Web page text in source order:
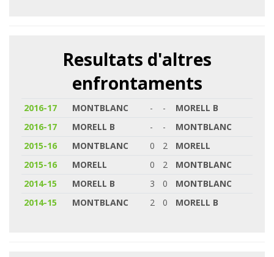
Resultats d'altres
enfrontaments
2016-17 MONTBLANC - -
MORELL B
2016-17
MORELL B - -
MONTBLANC
2015-16
MONTBLANC 0 2
MORELL
2015-16
MORELL 0 2
MONTBLANC
2014-15
MORELL B 3 0
MONTBLANC
2014-15
MONTBLANC 2 0 MORELL B